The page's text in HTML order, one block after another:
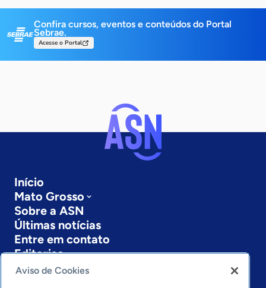
Confira cursos, eventos e conteúdos do Portal
Sebrae.
Acesse o Portal
Início
Mato Grosso
Sobre a ASN
Últimas notícias
Entre em contato
Editorias
Economia & Política
Aviso de Cookies